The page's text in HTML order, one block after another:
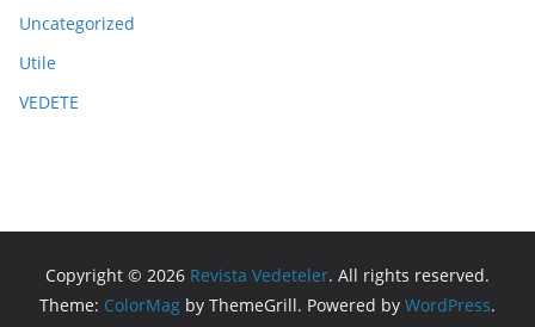
Uncategorized
Utile
VEDETE
Copyright © 2026 Revista Vedeteler. All rights reserved.
Theme: ColorMag by ThemeGrill. Powered by WordPress.